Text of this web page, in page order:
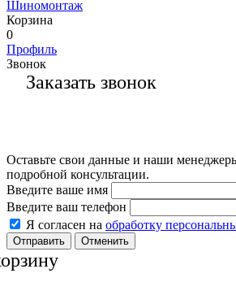
Шиномонтаж
Корзина
0
Профиль
Звонок
Заказать звонок
Оставьте свои данные и наши
подробной консультации.
Введите ваше имя
Введите ваш телефон
Я согласен на обработку
Отменить